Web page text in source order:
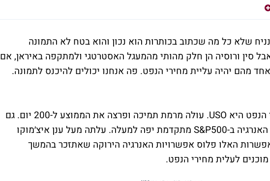
שלא כל מה שכתוב בכותרות הוא נכון והוא בטח לא התמונה
אבל סין ורוסיה הן חלק מהותי מהמעגל האסטרטגי ולמתקפה באיראן, אם
מהם יהיה עליית מחירי הנפט. פה אנחנו יכולים להיכנס לתמונה.
הנפט היא USO
. עולה מרמת תמיכה ופרצה את הממוצע ל-200 יום. גם
ב-S&P500 מתקדמת יפה למעלה. עלתה מעל ענן איצ׳מוקו
האלו פלוס אפשרויות האנרגיה הירוקה שאתזכר בהמשך
לעלית מחירי הנפט.